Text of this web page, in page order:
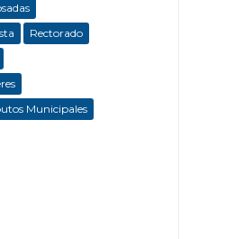
Rectorado
Municipales